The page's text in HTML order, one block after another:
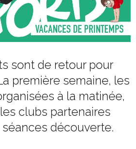
sont de retour pour
première semaine, les
à la matinée,
clubs partenaires
découverte.